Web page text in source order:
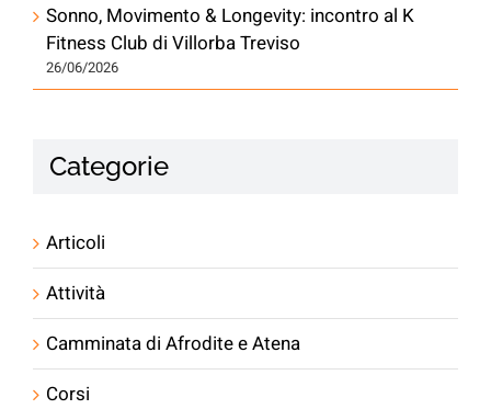
Sonno, Movimento & Longevity: incontro al K
Fitness Club di Villorba Treviso
26/06/2026
Categorie
Articoli
Attività
Camminata di Afrodite e Atena
Corsi